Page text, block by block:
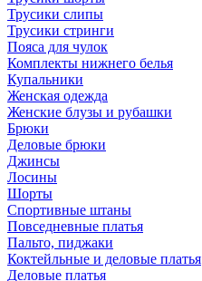
Трусики слипы
Трусики стринги
Пояса для чулок
Комплекты нижнего белья
Купальники
Женская одежда
Женские блузы и рубашки
Брюки
Деловые брюки
Джинсы
Лосины
Шорты
Спортивные штаны
Повседневные платья
Пальто, пиджаки
Коктейльные и деловые платья
Деловые платья